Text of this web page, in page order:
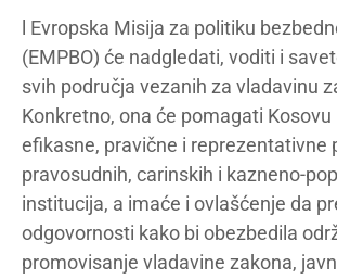
l Evropska Misija za politiku
(EMPBO) će nadgledati, voditi i
svih područja vezanih za vladavinu
Konkretno, ona će pomagati Kosovu
efikasne, pravične i reprezentativne
pravosudnih, carinskih i kazneno-
institucija, a imaće i ovlašćenje da
odgovornosti kako bi obezbedila
promovisanje vladavine zakona,